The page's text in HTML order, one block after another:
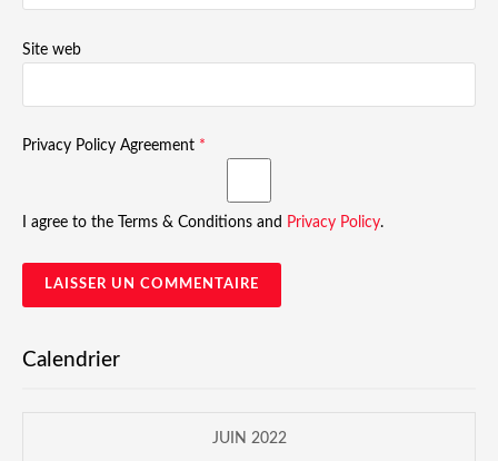
Site web
Privacy Policy Agreement *
I agree to the Terms & Conditions and Privacy Policy.
Calendrier
JUIN 2022